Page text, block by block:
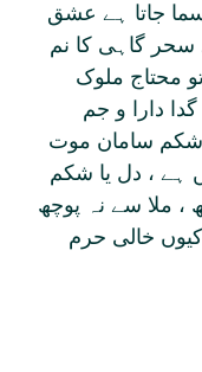
جاتا ہے عشق
گاہی کا نم
محتاج ملوک
گدا دارا و جم
سامان موت
، ملا سے نہ پوچھ
کيوں خالی حرم